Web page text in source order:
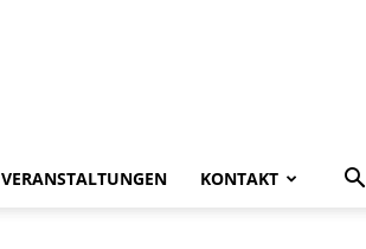
VERANSTALTUNGEN KONTAKT